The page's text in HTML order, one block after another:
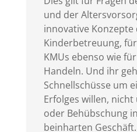
und der
innovative Konzepte
Kinderbetreuung,
KMUs ebenso wie
Handeln. Und ihr
Schnellschüsse um
Erfolges willen, nicht
oder Behübschung
beinharten